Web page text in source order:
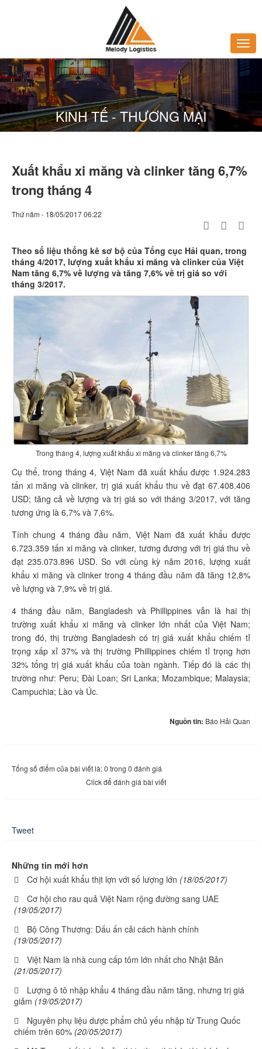
KINH TẾ - THƯƠNG MẠI
Xuất khẩu xi măng và clinker tăng 6,7%
trong tháng 4
Thứ năm - 18/05/2017 06:22
Theo số liệu thống kê sơ bộ của Tổng cục Hải quan, trong
tháng 4/2017, lượng xuất khẩu xi măng và clinker của Việt
Nam tăng 6,7% về lượng và tăng 7,6% về trị giá so với
tháng 3/2017.
Trong tháng 4, lượng xuất khẩu xi măng và clinker tăng 6,7%
Cụ thể, trong tháng 4, Việt Nam đã xuất khẩu được 1.924.283
tấn xi măng và clinker, trị giá xuất khẩu thu về đạt 67.408.406
USD; tăng cả về lượng và trị giá so với tháng 3/2017, với tăng
tương ứng là 6,7% và 7,6%.
Tính chung 4 tháng đầu năm, Việt Nam đã xuất khẩu được
6.723.359 tấn xi măng và clinker, tương đương với trị giá thu về
đạt 235.073.896 USD. So với cùng kỳ năm 2016, lượng xuất
khẩu xi măng và clinker trong 4 tháng đầu năm đã tăng 12,8%
về lượng và 7,9% về trị giá.
4 tháng đầu năm, Bangladesh và Phillippines vẫn là hai thị
trường xuất khẩu xi măng và clinker lớn nhất của Việt Nam;
trong đó, thị trường Bangladesh có trị giá xuất khẩu chiếm tỉ
trọng xấp xỉ 37% và thị trường Phillippines chiếm tỉ trọng hơn
32% tổng trị giá xuất khẩu của toàn ngành. Tiếp đó là các thị
trường như: Peru; Đài Loan; Sri Lanka; Mozambique; Malaysia;
Campuchia; Lào và Úc.
Nguồn tin: Báo Hải Quan
Tổng số điểm của bài viết là: 0 trong 0 đánh giá
Click để đánh giá bài viết
Tweet
Những tin mới hơn
Cơ hội xuất khẩu thịt lợn với số lượng lớn (18/05/2017)
Cơ hội cho rau quả Việt Nam rộng đường sang UAE
(19/05/2017)
Bộ Công Thương: Dấu ấn cải cách hành chính
(19/05/2017)
Việt Nam là nhà cung cấp tôm lớn nhất cho Nhật Bản
(21/05/2017)
Lượng ô tô nhập khẩu 4 tháng đầu năm tăng, nhưng trị giá
giảm (19/05/2017)
Nguyên phụ liệu dược phẩm chủ yếu nhập từ Trung Quốc
chiếm trên 60% (20/05/2017)